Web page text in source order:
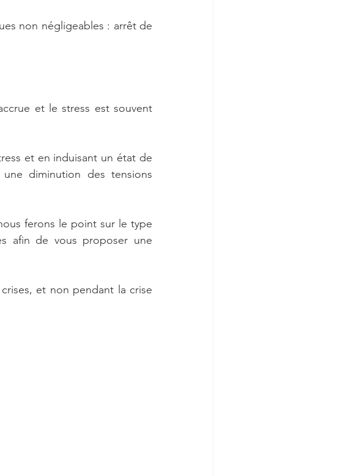
non négligeables : arrêt de
et le stress est souvent
et en induisant un état de
diminution des tensions
ferons le point sur le type
afin de vous proposer une
et non pendant la crise